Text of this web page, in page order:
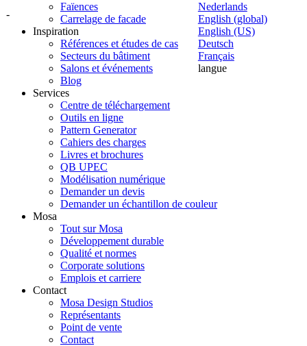
-
Nederlands
English (global)
English (US)
Deutsch
Français
langue
Faïences
Carrelage de facade
Inspiration
Références et études de cas
Secteurs du bâtiment
Salons et événements
Blog
Services
Centre de téléchargement
Outils en ligne
Pattern Generator
Cahiers des charges
Livres et brochures
QB UPEC
Modélisation numérique
Demander un devis
Demander un échantillon de couleur
Mosa
Tout sur Mosa
Développement durable
Qualité et normes
Corporate solutions
Emplois et carriere
Contact
Mosa Design Studios
Représentants
Point de vente
Contact